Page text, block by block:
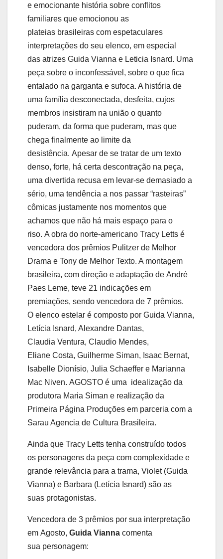
e emocionante história sobre conflitos
familiares que emocionou as
plateias brasileiras com espetaculares
interpretações do seu elenco, em especial
das atrizes Guida Vianna e Leticia Isnard. Uma
peça sobre o inconfessável, sobre o que fica
entalado na garganta e sufoca. A história de
uma família desconectada, desfeita, cujos
membros insistiram na união o quanto
puderam, da forma que puderam, mas que
chega finalmente ao limite da
desistência. Apesar de se tratar de um texto
denso, forte, há certa descontração na peça,
uma divertida recusa em levar-se demasiado a
sério, uma tendência a nos passar “rasteiras”
cômicas justamente nos momentos que
achamos que não há mais espaço para o
riso. A obra do norte-americano Tracy Letts é
vencedora dos prêmios Pulitzer de Melhor
Drama e Tony de Melhor Texto. A montagem
brasileira, com direção e adaptação de André
Paes Leme, teve 21 indicações em
premiações, sendo vencedora de 7 prêmios.
O elenco estelar é composto por Guida Vianna,
Letícia Isnard, Alexandre Dantas,
Claudia Ventura, Claudio Mendes,
Eliane Costa, Guilherme Siman, Isaac Bernat,
Isabelle Dionísio, Julia Schaeffer e Marianna
Mac Niven. AGOSTO é uma idealização da
produtora Maria Siman e realização da
Primeira Página Produções em parceria com a
Sarau Agencia de Cultura Brasileira.
Ainda que Tracy Letts tenha construído todos
os personagens da peça com complexidade e
grande relevância para a trama, Violet (Guida
Vianna) e Barbara (Letícia Isnard) são as
suas protagonistas.
Vencedora de 3 prêmios por sua interpretação
em Agosto, Guida Vianna comenta
sua personagem: